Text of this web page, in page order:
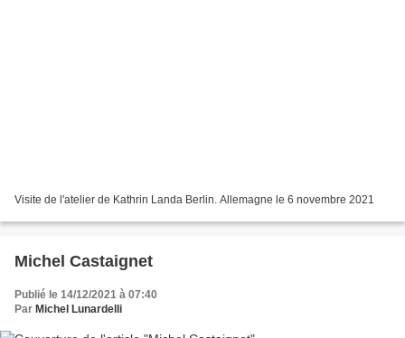
Visite de l'atelier de Kathrin Landa Berlin. Allemagne le 6 novembre 2021
Michel Castaignet
Publié le 14/12/2021 à 07:40
Par Michel Lunardelli